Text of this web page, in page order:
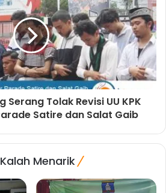
Serang Tolak Revisi UU KPK
Satire dan Salat Gaib
Menarik